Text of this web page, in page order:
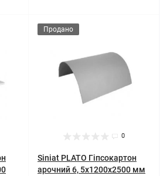
Продано
0
Siniat PLATO Гіпсокартон
арочний 6, 5x1200x2500 мм